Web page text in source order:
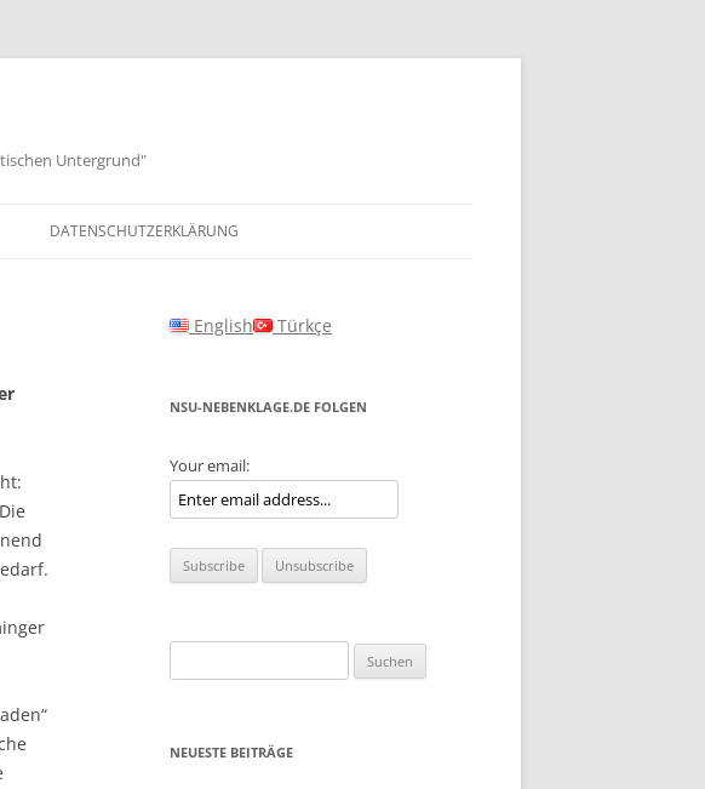
Untergrund"
DATENSCHUTZERKLÄRUNG
English Türkçe
NSU-NEBENKLAGE.DE FOLGEN
Your email:
nach:
NEUESTE BEITRÄGE